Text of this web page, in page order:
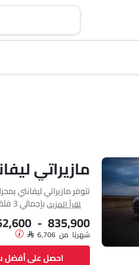
مازيراتي
مازيراتي تأتي بإجمالي 3 فئة.
اقرأ المزيد
- 835,900
شهريًا من SAR 6,706
احصل على أفضل